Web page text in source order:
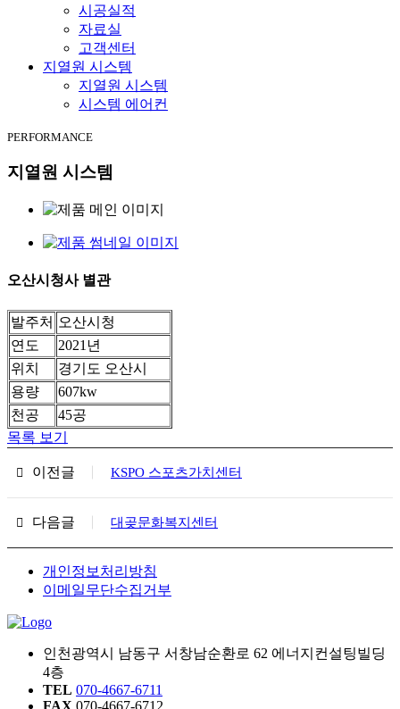
시공실적
자료실
고객센터
지열원 시스템
지열원 시스템
시스템 에어컨
PERFORMANCE
지열원 시스템
오산시청사 별관
발주처 오산시청
연도
2021년
위치
경기도 오산시
용량
607kw
천공
45공
목록 보기
이전글 KSPO 스포츠가치센터
다음글 대곶문화복지센터
개인정보처리방침
이메일무단수집거부
인천광역시 남동구 서창남순환로 62 에너지컨설팅빌딩
4층
TEL 070-4667-6711
FAX 070-4667-6712